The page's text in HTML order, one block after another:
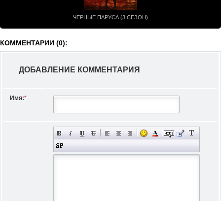
ЧЕРНЫЕ ПАРУСА (3 СЕЗОН)
КОММЕНТАРИИ (0):
ДОБАВЛЕНИЕ КОММЕНТАРИЯ
Имя:*